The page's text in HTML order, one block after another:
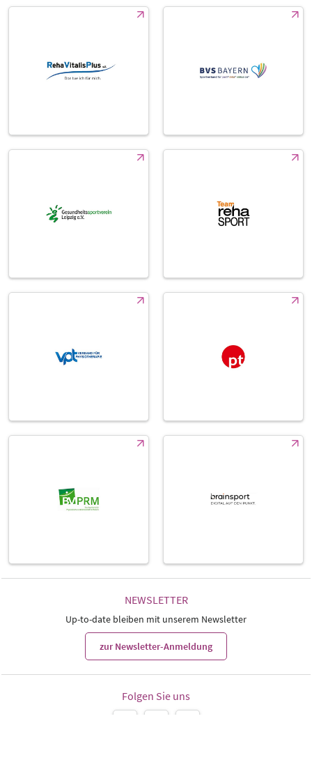
NEWSLETTER
Up-to-date bleiben mit unserem Newsletter
zur Newsletter-Anmeldung
Folgen Sie uns